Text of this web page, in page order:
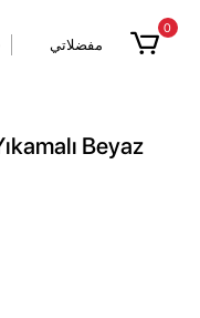
مفضلاتي
0
Beyaz